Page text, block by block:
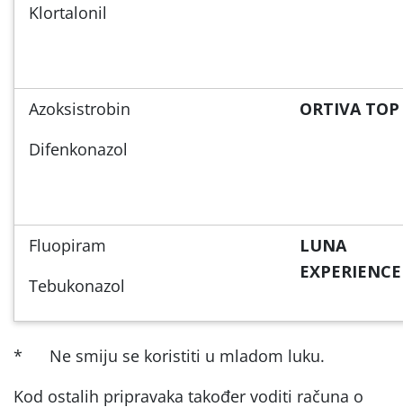
Klortalonil
Azoksistrobin
Difenkonazol
ORTIVA TOP
Fluopiram
Tebukonazol
LUNA
EXPERIENCE
* Ne smiju se koristiti u mladom luku.
Kod ostalih pripravaka također voditi računa o